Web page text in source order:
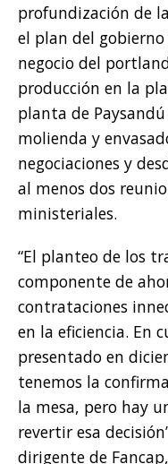
profundización de
el plan del
negocio del
producción en la
planta de
molienda y
negociaciones y
al menos dos
ministeriales.
“El planteo de los
componente de
contrataciones
en la eficiencia. En
presentado en
tenemos la
la mesa, pero hay
revertir esa
dirigente de